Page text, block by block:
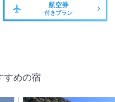
航空券
付きプラン
すめの宿